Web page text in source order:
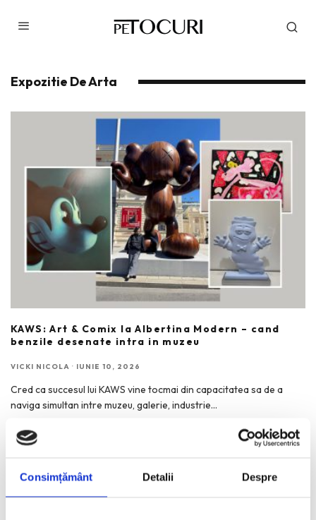
Consimțământ Detalii Despre
Expozitie De Arta
KAWS: Art & Comix la Albertina Modern – cand
benzile desenate intra in muzeu
VICKI NICOLA · IUNIE 10, 2026
Cred ca succesul lui KAWS vine tocmai din capacitatea sa de a
naviga simultan intre muzeu, galerie, industrie...